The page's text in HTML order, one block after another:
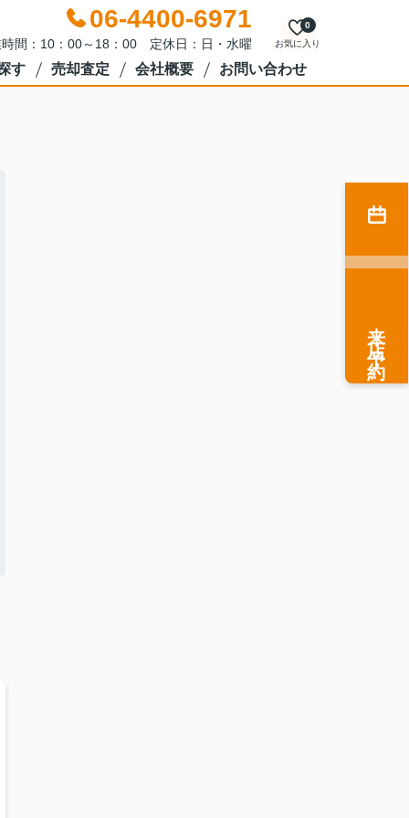
06-4400-6971
間：10：00～18：00 定休日：日・水曜 お気に入り
0
す 売却査定 会社概要 お問い合わせ
来店予約